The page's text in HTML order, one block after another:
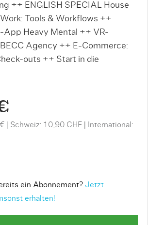
++ ENGLISH SPECIAL House
Tools & Workflows ++
App Heavy Mental ++ VR-
Agency ++ E-Commerce:
outs ++ Start in die
Schweiz: 10,90 CHF
International:
ein Abonnement? Jetzt
erhalten!